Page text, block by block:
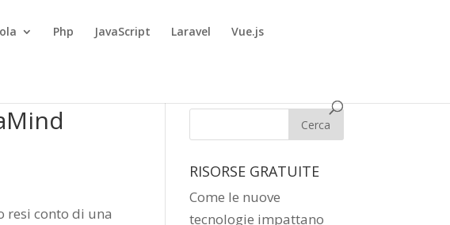
Php JavaScript Laravel Vue.js
resi conto di una
RISORSE GRATUITE
Come le nuove
tecnologie impattano